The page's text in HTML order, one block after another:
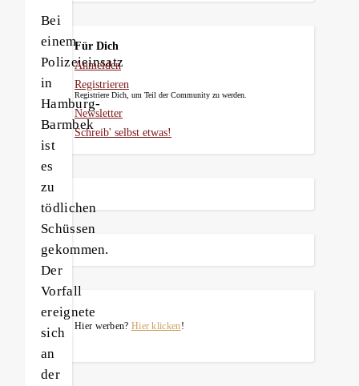
Bei
einem
Polizeieinsatz
in
Hamburg-
Barmbek
ist
es
zu
tödlichen
Schüssen
gekommen.
Der
Vorfall
ereignete
sich
an
der
Für Dich
Anmelden
Registrieren
Registriere Dich, um Teil der Community zu werden.
Newsletter
Schreib' selbst etwas!
Hier werben? Hier klicken!